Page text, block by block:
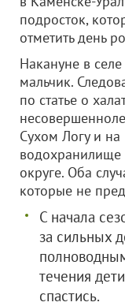
подросток,
отметить день
Накануне в
мальчик.
по статье о
Сухом Логу и
водохранилище
округе. Оба
которые не
С начала
за сильных
течения
спастись.